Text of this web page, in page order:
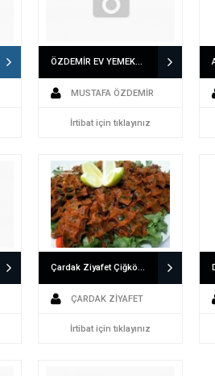
ÖZDEMİR EV YEMEKLERİ 0258 211 20 66 DENİZLİ DE YEMEK SİPARİŞİ
MUSTAFA ÖZDEMİR
İrtibat için tıklayınız
Çardak Ziyafet Çiğköfte 0531 472 2020 Çardak Da Alo Çiğköfte
ÇARDAK ZİYAFET
ÇİĞKÖFTE
İrtibat için tıklayınız